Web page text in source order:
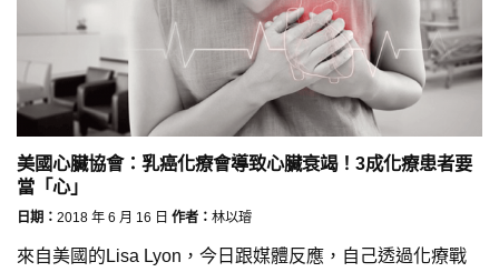
美國心臟協會：乳癌化療會導致心臟衰竭！3成化療患者要
當「心」
日期： 2018 年 6 月 16 日 作者： 林以璿
來自美國的Lisa Lyon，今日跟媒體反應，自己透過化療戰